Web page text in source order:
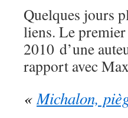
Quelques jours
liens. Le
2010 d’une
rapport avec
« Michalon,